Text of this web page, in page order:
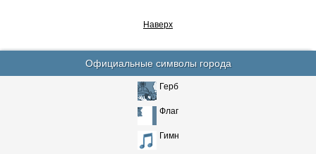
Наверх
Официальные символы города
Герб
Флаг
Гимн